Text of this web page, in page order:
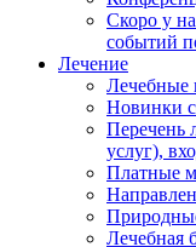
Скоро у
событий
Лечение
Лечебные
Новинки
Перечень
услуг),
Платные
Лечебная